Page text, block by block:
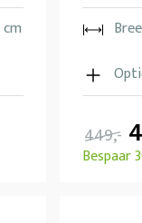
449,-
Bespaar